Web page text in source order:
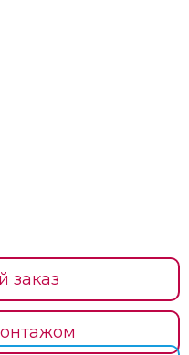
заказ